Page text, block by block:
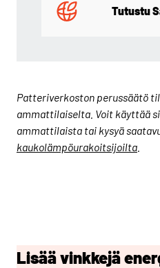
Tutustu
Patteriverkoston perussäätö
ammattilaiselta. Voit käyttää
ammattilaista tai kysyä
kaukolämpöurakoitsijoilta
Lisää vinkkejä